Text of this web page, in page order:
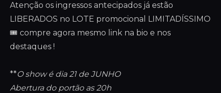
Atenção os ingressos antecipados já estão
LIBERADOS no LOTE promocional LIMITADÍSSIMO
🎟️ compre agora mesmo link na bio e nos
destaques !
**O show é dia 21 de JUNHO
Abertura do portão as 20h